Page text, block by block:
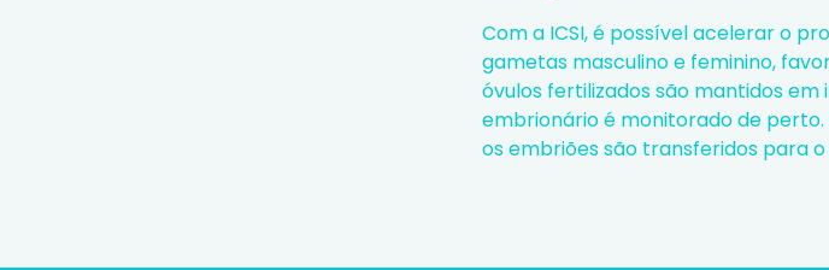
Com a ICSI, é possível acelerar o
gametas masculino e feminino,
óvulos fertilizados são mantidos
embrionário é monitorado de perto.
os embriões são transferidos para